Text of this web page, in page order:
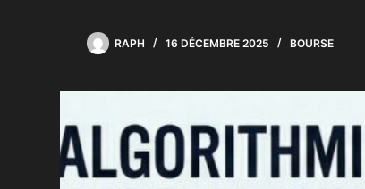
RAPH 16 DÉCEMBRE 2025 BOURSE